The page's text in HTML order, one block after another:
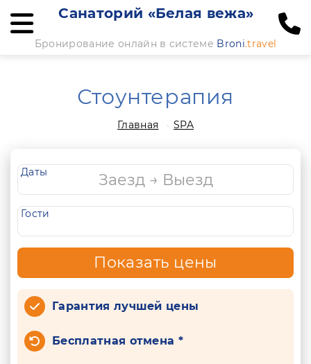
Санаторий «Белая вежа»
Бронирование онлайн в системе Broni.travel
Стоунтерапия
Главная SPA
Даты
Гости
Показать цены
Гарантия лучшей цены
Бесплатная отмена *